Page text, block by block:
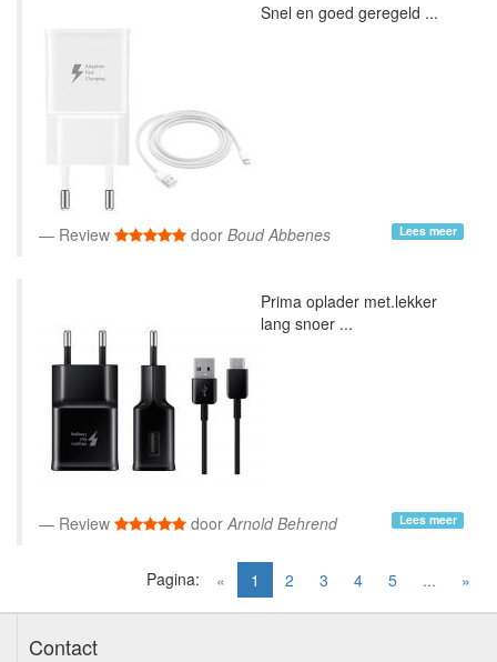
Snel en goed geregeld ...
Review door Boud Abbenes Lees meer
Prima oplader met.lekker
lang snoer ...
Review doorArnold Behrend Lees meer
« 1 (current)
2 3 4 5 ... »
Pagina:
Contact